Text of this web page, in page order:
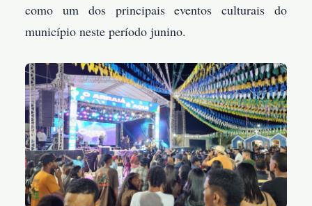
como um dos principais eventos culturais do
município neste período junino.